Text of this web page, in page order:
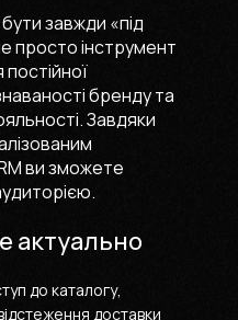
завжди «під
просто інструмент
бренду та
Завдяки
ви зможете
актуально
до каталогу,
доставки